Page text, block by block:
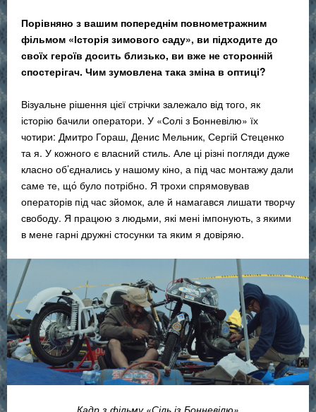
Порівняно з вашим попереднім повнометражним
фільмом «Історія зимового саду», ви підходите до
своїх героїв досить близько, ви вже не сторонній
спостерігач. Чим зумовлена така зміна в оптиці?
Візуальне рішення цієї стрічки залежало від того, як
історію бачили оператори. У «Солі з Бонневілю» їх
чотири: Дмитро Гораш, Денис Мельник, Сергій Стеценко
та я. У кожного є власний стиль. Але ці різні погляди дуже
класно об’єднались у нашому кіно, а під час монтажу дали
саме те, що́ було потрібно. Я трохи спрямовував
операторів під час зйомок, але й намагався лишати творчу
свободу. Я працюю з людьми, які мені імпонують, з якими
в мене гарні дружні стосунки та яким я довіряю.
Кадр з фільму «Сіль із Бонневілю»